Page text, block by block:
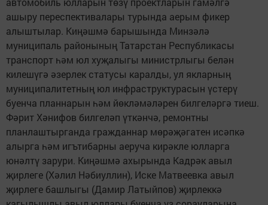
ашыру переспективалары турында аерым фикер
алыштылар. Киңәшмә барышында Минзәлә
муниципаль районының Татарстан Республикасы
транспорт һәм юл хуҗалыгы министрлыгы белән
килешүгә әзерлек статусы каралды, ул якларның
муниципалитетның юл инфраструктурасын үстерү
буенча планнарын һәм йөкләмәләрен билгеләргә тиеш.
Фәрит Хәнифов билгеләп үткәнчә, ремонтны
планлаштырганда гражданнар мөрәҗәгатен исәпкә
алырга һәм игътибарны аеруча кирәкле юлларга
юнәлтү зарури. Киңәшмә ахырында Кадрәк авыл
җирлеге (Хәлил Нәбиуллин), Иске Матвеевка авыл
җирлеге башлыгы (Дамир Латыйпов) җирлеккә